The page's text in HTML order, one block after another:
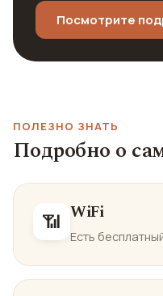
Посмотрите
ПОЛЕЗНО ЗНАТЬ
Подробно о
📶 WiFi
Есть